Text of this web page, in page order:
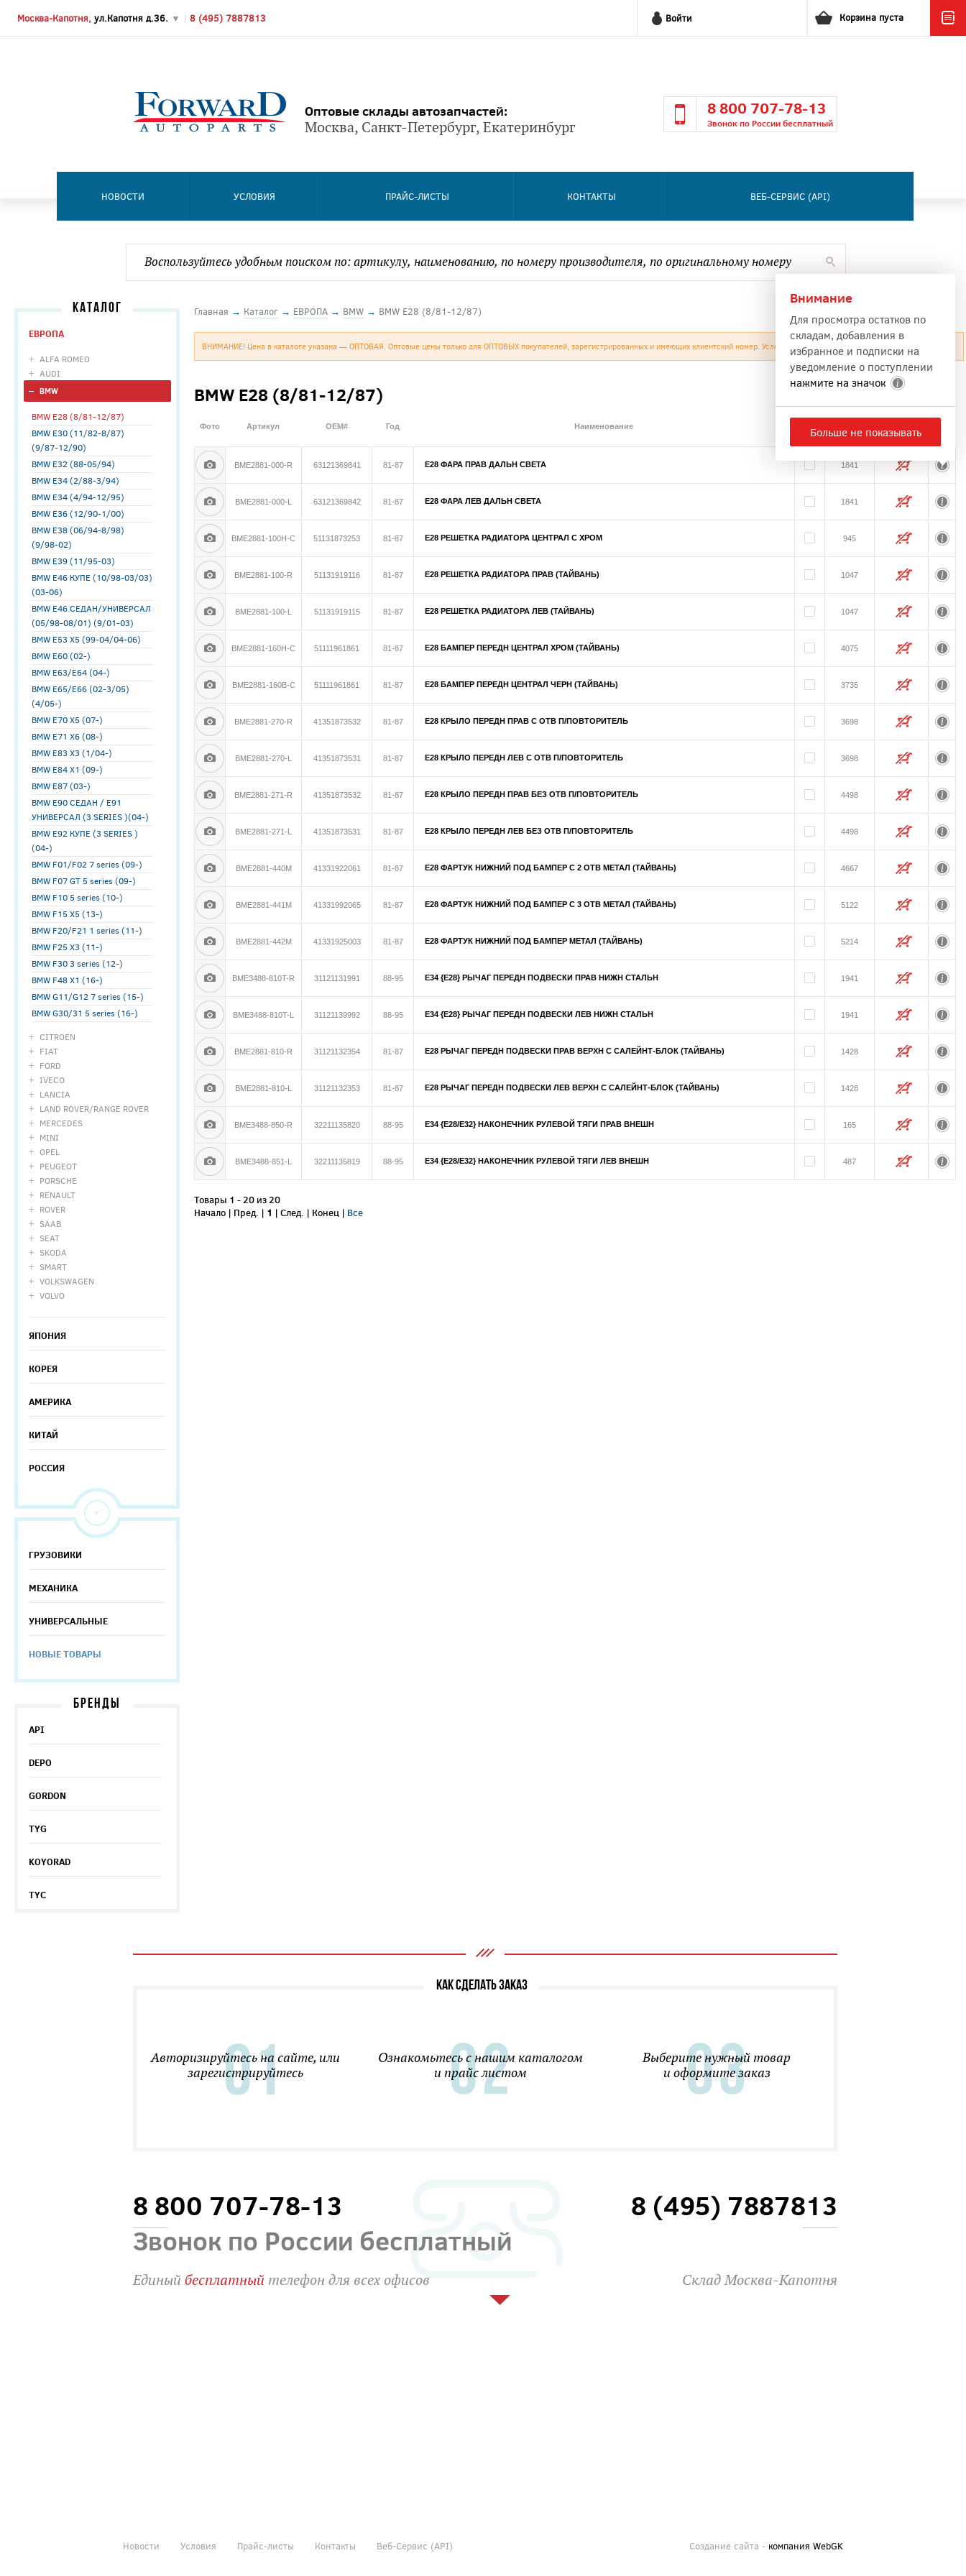
Москва-Капотня, ул.Капотня д.36. ▼ 8 (495) 7887813 Войти Корзина пуста
Оптовые склады автозапчастей:
Москва, Санкт-Петербург, Екатеринбург
8 800 707-78-13
Звонок по России бесплатный
НОВОСТИ УСЛОВИЯ ПРАЙС-ЛИСТЫ КОНТАКТЫ ВЕБ-СЕРВИС (API)
КАТАЛОГ
ЕВРОПА
ALFA ROMEO
AUDI
BMW
BMW E28 (8/81-12/87)
BMW E30 (11/82-8/87)
(9/87-12/90)
BMW E32 (88-05/94)
BMW E34 (2/88-3/94)
BMW E34 (4/94-12/95)
BMW E36 (12/90-1/00)
BMW E38 (06/94-8/98)
(9/98-02)
BMW E39 (11/95-03)
BMW E46 КУПЕ (10/98-03/03)
(03-06)
BMW E46 СЕДАН/УНИВЕРСАЛ
(05/98-08/01) (9/01-03)
BMW E53 X5 (99-04/04-06)
BMW E60 (02-)
BMW E63/E64 (04-)
BMW E65/E66 (02-3/05)
(4/05-)
BMW E70 X5 (07-)
BMW E71 X6 (08-)
BMW E83 X3 (1/04-)
BMW E84 X1 (09-)
BMW E87 (03-)
BMW E90 СЕДАН / E91
УНИВЕРСАЛ (3 SERIES )(04-)
BMW E92 КУПЕ (3 SERIES )
(04-)
BMW F01/F02 7 series (09-)
BMW F07 GT 5 series (09-)
BMW F10 5 series (10-)
BMW F15 X5 (13-)
BMW F20/F21 1 series (11-)
BMW F25 X3 (11-)
BMW F30 3 series (12-)
BMW F48 X1 (16-)
BMW G11/G12 7 series (15-)
BMW G30/31 5 series (16-)
CITROEN
FIAT
FORD
IVECO
LANCIA
LAND ROVER/RANGE ROVER
MERCEDES
MINI
OPEL
PEUGEOT
PORSCHE
RENAULT
ROVER
SAAB
SEAT
SKODA
SMART
VOLKSWAGEN
VOLVO
ЯПОНИЯ
КОРЕЯ
АМЕРИКА
КИТАЙ
РОССИЯ
ГРУЗОВИКИ
МЕХАНИКА
УНИВЕРСАЛЬНЫЕ
НОВЫЕ ТОВАРЫ
БРЕНДЫ
API
DEPO
GORDON
TYG
KOYORAD
TYC
Главная → Каталог → ЕВРОПА → BMW → BMW E28 (8/81-12/87)
ВНИМАНИЕ! Цена в каталоге указана — ОПТОВАЯ. Оптовые цены только для ОПТОВЫХ покупателей, зарегистрированных и имеющих клиентский номер. Условия продажи по оптовым ценам
BMW E28 (8/81-12/87)
Фото Артикул OEM# Год Наименование
Внимание
Для просмотра остатков по
складам, добавления в
избранное и подписки на
уведомление о поступлении
нажмите на значок
Больше не показывать
BME2881-000-R 63121369841 81-87 E28 ФАРА ПРАВ ДАЛЬН СВЕТА 1841
BME2881-000-L 63121369842 81-87 E28 ФАРА ЛЕВ ДАЛЬН СВЕТА 1841
BME2881-100H-C 51131873253 81-87 E28 РЕШЕТКА РАДИАТОРА ЦЕНТРАЛ С ХРОМ 945
BME2881-100-R 51131919116 81-87 E28 РЕШЕТКА РАДИАТОРА ПРАВ (ТАЙВАНЬ) 1047
BME2881-100-L 51131919115 81-87 E28 РЕШЕТКА РАДИАТОРА ЛЕВ (ТАЙВАНЬ) 1047
BME2881-160H-C 51111961861 81-87 E28 БАМПЕР ПЕРЕДН ЦЕНТРАЛ ХРОМ (ТАЙВАНЬ) 4075
BME2881-160B-C 51111961861 81-87 E28 БАМПЕР ПЕРЕДН ЦЕНТРАЛ ЧЕРН (ТАЙВАНЬ) 3735
BME2881-270-R 41351873532 81-87 E28 КРЫЛО ПЕРЕДН ПРАВ С ОТВ П/ПОВТОРИТЕЛЬ 3698
BME2881-270-L 41351873531 81-87 E28 КРЫЛО ПЕРЕДН ЛЕВ С ОТВ П/ПОВТОРИТЕЛЬ 3698
BME2881-271-R 41351873532 81-87 E28 КРЫЛО ПЕРЕДН ПРАВ БЕЗ ОТВ П/ПОВТОРИТЕЛЬ 4498
BME2881-271-L 41351873531 81-87 E28 КРЫЛО ПЕРЕДН ЛЕВ БЕЗ ОТВ П/ПОВТОРИТЕЛЬ 4498
BME2881-440M 41331922061 81-87 E28 ФАРТУК НИЖНИЙ ПОД БАМПЕР С 2 ОТВ МЕТАЛ (ТАЙВАНЬ) 4667
BME2881-441M 41331992065 81-87 E28 ФАРТУК НИЖНИЙ ПОД БАМПЕР С 3 ОТВ МЕТАЛ (ТАЙВАНЬ) 5122
BME2881-442M 41331925003 81-87 E28 ФАРТУК НИЖНИЙ ПОД БАМПЕР МЕТАЛ (ТАЙВАНЬ) 5214
BME3488-810T-R 31121131991 88-95 E34 {E28} РЫЧАГ ПЕРЕДН ПОДВЕСКИ ПРАВ НИЖН СТАЛЬН 1941
BME3488-810T-L 31121139992 88-95 E34 {E28} РЫЧАГ ПЕРЕДН ПОДВЕСКИ ЛЕВ НИЖН СТАЛЬН 1941
BME2881-810-R 31121132354 81-87 E28 РЫЧАГ ПЕРЕДН ПОДВЕСКИ ПРАВ ВЕРХН С САЛЕЙНТ-БЛОК (ТАЙВАНЬ) 1428
BME2881-810-L 31121132353 81-87 E28 РЫЧАГ ПЕРЕДН ПОДВЕСКИ ЛЕВ ВЕРХН С САЛЕЙНТ-БЛОК (ТАЙВАНЬ) 1428
BME3488-850-R 32211135820 88-95 E34 {E28/E32} НАКОНЕЧНИК РУЛЕВОЙ ТЯГИ ПРАВ ВНЕШН 165
BME3488-851-L 32211135819 88-95 E34 {E28/E32} НАКОНЕЧНИК РУЛЕВОЙ ТЯГИ ЛЕВ ВНЕШН 487
Товары 1 - 20 из 20
Начало | Пред. | 1 | След. | Конец | Все
КАК СДЕЛАТЬ ЗАКАЗ
Авторизируйтесь на сайте, или
зарегистрируйтесь
Ознакомьтесь с нашим каталогом
и прайс листом
Выберите нужный товар
и оформите заказ
8 800 707-78-13
Звонок по России бесплатный
8 (495) 7887813
Единыйбесплатный телефон для всех офисов Склад Москва-Капотня
Новости Условия Прайс-листы Контакты Веб-Сервис (API) Создание сайта - компания WebGK